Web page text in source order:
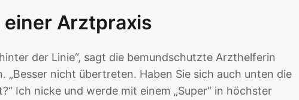
einer Arztpraxis
der Linie“, sagt die bemundschutzte Arzthelferin
„Besser nicht übertreten. Haben Sie sich auch unten die
Ich nicke und werde mit einem „Super“ in höchster